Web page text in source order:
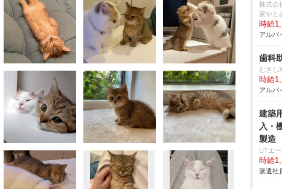
株式会
家やと
時給
アルバ
歯科
むさし
時給
アルバ
建築
入・
製造
UTエ
時給
派遣社